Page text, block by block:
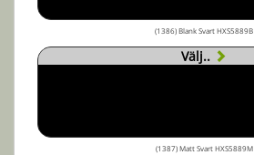
(1386) Blank Svart HXS5889B
Välj..
(1387) Matt Svart HXS5889M